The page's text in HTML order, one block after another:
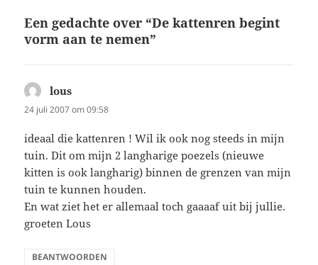
Een gedachte over “De kattenren begint
vorm aan te nemen”
lous
24 juli 2007 om 09:58
ideaal die kattenren ! Wil ik ook nog steeds in mijn
tuin. Dit om mijn 2 langharige poezels (nieuwe
kitten is ook langharig) binnen de grenzen van mijn
tuin te kunnen houden.
En wat ziet het er allemaal toch gaaaaf uit bij jullie.
groeten Lous
BEANTWOORDEN